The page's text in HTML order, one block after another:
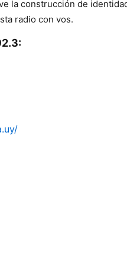
la construcción de
radio con vos.